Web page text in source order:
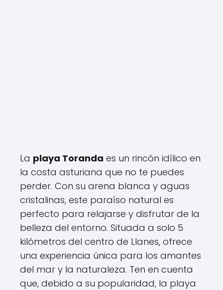
La playa Toranda es un rincón idílico en
la costa asturiana que no te puedes
perder. Con su arena blanca y aguas
cristalinas, este paraíso natural es
perfecto para relajarse y disfrutar de la
belleza del entorno. Situada a solo 5
kilómetros del centro de Llanes, ofrece
una experiencia única para los amantes
del mar y la naturaleza. Ten en cuenta
que, debido a su popularidad, la playa